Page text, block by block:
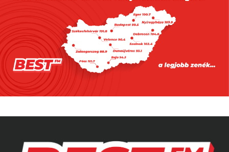
2026.08.05. 10:00
Több mind félmillióan voltak már
kíváncsiak Rúzsa Magdolna Rúzsára